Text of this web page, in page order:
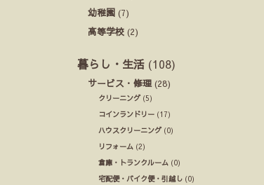
幼稚園 (7)
高等学校 (2)
暮らし・生活 (108)
サービス・修理 (28)
クリーニング(5)
コインランドリー (17)
ハウスクリーニング(0)
リフォーム (2)
倉庫・トランクルーム (0)
宅配便・バイク便・引越し (0)